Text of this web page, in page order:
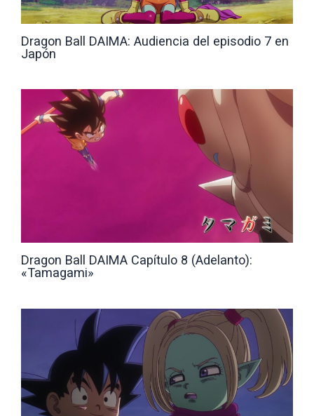
Dragon Ball DAIMA: Audiencia del episodio 7 en
Japón
Dragon Ball DAIMA Capítulo 8 (Adelanto):
«Tamagami»